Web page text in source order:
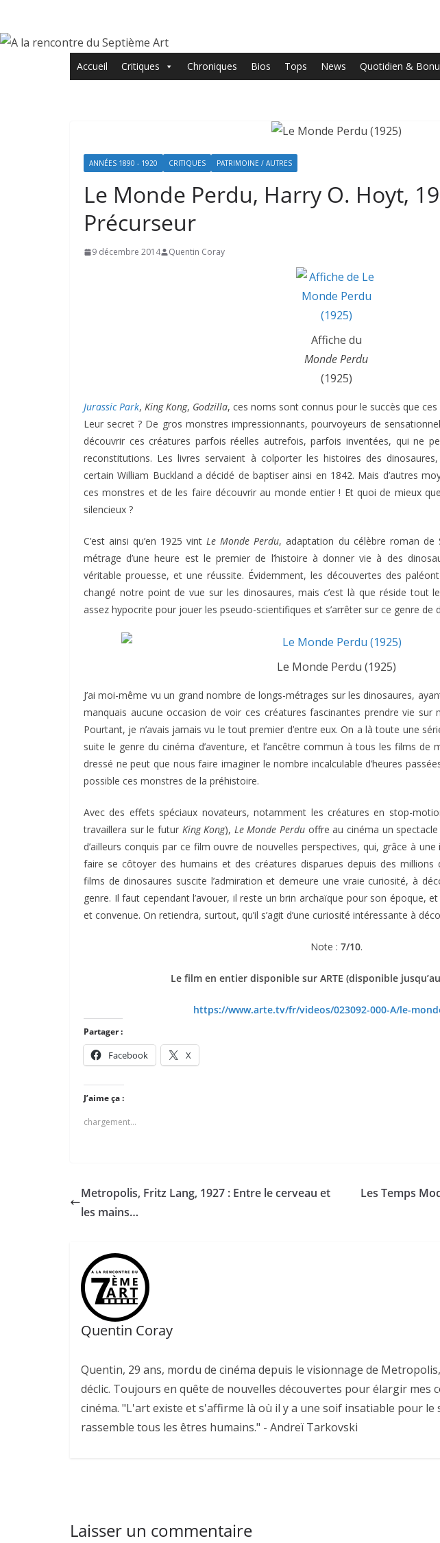
contenu
Accueil Critiques Chroniques Bios Tops News Quotidien &
ANNÉES 1890 - 1920 CRITIQUES PATRIMOINE / AUTRES
Le Monde Perdu, Harry O. Hoyt,
Précurseur
9 décembre 2014 Quentin Coray
Affiche du
Monde Perdu
(1925)
Jurassic Park, King Kong, Godzilla, ces noms sont connus pour le succès que
Leur secret ? De gros monstres impressionnants, pourvoyeurs de
découvrir ces créatures parfois réelles autrefois, parfois inventées, qui ne
reconstitutions. Les livres servaient à colporter les histoires des
certain William Buckland a décidé de baptiser ainsi en 1842. Mais d’autres
ces monstres et de les faire découvrir au monde entier ! Et quoi de mieux
silencieux ?
C’est ainsi qu’en 1925 vintLe Monde Perdu, adaptation du célèbre roman de
métrage d’une heure est le premier de l’histoire à donner vie à des
véritable prouesse, et une réussite. Évidemment, les découvertes des
changé notre point de vue sur les dinosaures, mais c’est là que réside tout
assez hypocrite pour jouer les pseudo-scientifiques et s’arrêter sur ce genre de
Le Monde Perdu (1925)
J’ai moi-même vu un grand nombre de longs-métrages sur les dinosaures,
manquais aucune occasion de voir ces créatures fascinantes prendre vie
Pourtant, je n’avais jamais vu le tout premier d’entre eux. On a là toute une
suite le genre du cinéma d’aventure, et l’ancêtre commun à tous les films de
dressé ne peut que nous faire imaginer le nombre incalculable d’heures
possible ces monstres de la préhistoire.
Avec des effets spéciaux novateurs, notamment les créatures en stop-
travaillera sur le futur King Kong), Le Monde Perdu offre au cinéma un
d’ailleurs conquis par ce film ouvre de nouvelles perspectives, qui, grâce à
faire se côtoyer des humains et des créatures disparues depuis des millions
films de dinosaures suscite l’admiration et demeure une vraie curiosité, à
genre. Il faut cependant l’avouer, il reste un brin archaïque pour son époque,
et convenue. On retiendra, surtout, qu’il s’agit d’une curiosité intéressante à
Note : 7/10.
Le film en entier disponible sur ARTE (disponible
https://www.arte.tv/fr/videos/023092-000-A/le-
Partager :
Facebook X
J’aime ça :
chargement…
Metropolis, Fritz Lang, 1927 : Entre le cerveau et
les mains…
Les Temps
Quentin Coray
Quentin, 29 ans, mordu de cinéma depuis le visionnage de
déclic. Toujours en quête de nouvelles découvertes pour élargir mes
cinéma. "L'art existe et s'affirme là où il y a une soif insatiable pour
rassemble tous les êtres humains." - Andreï Tarkovski
Laisser un commentaire